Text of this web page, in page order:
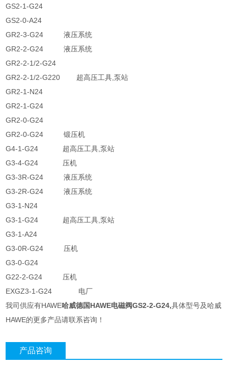
GS2-1-G24
GS2-0-A24
GR2-3-G24 液压系统
GR2-2-G24 液压系统
GR2-2-1/2-G24
GR2-2-1/2-G220 超高压工具,泵站
GR2-1-N24
GR2-1-G24
GR2-0-G24
GR2-0-G24 锻压机
G4-1-G24 超高压工具,泵站
G3-4-G24 压机
G3-3R-G24 液压系统
G3-2R-G24 液压系统
G3-1-N24
G3-1-G24 超高压工具,泵站
G3-1-A24
G3-0R-G24 压机
G3-0-G24
G22-2-G24 压机
EXGZ3-1-G24 电厂
我司供应有HAWE哈威德国HAWE电磁阀GS2-2-G24​,具体型号及哈威
HAWE的更多产品请联系咨询！
产品咨询